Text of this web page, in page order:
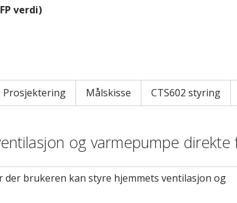
verdi)
Prosjektering Målskisse CTS602 styring
og varmepumpe
brukeren kan styre hjemmets ventilasjon og